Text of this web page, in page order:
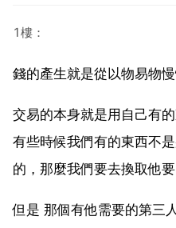
1樓：
錢的產生就是從以物易物
交易的本身就是用自己有
有些時候我們有的東西不
的，那麼我們要去換取他
但是 那個有他需要的第三